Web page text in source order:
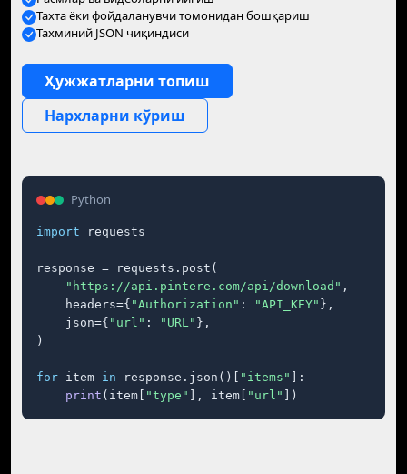
Тахта ёки фойдаланувчи томонидан бошқариш
Тахминий JSON чиқиндиси
Ҳужжатларни топиш
Нархларни кўриш
Python
import requests
response = requests.post(
"https://api.pintere.com/api/download" ,
    headers={
"Authorization" : "API_KEY" },
    json={
"url" : "URL" },
)
for item in response.json()[ "items"
]:
print (item[ "type" ], item[ "url" ])